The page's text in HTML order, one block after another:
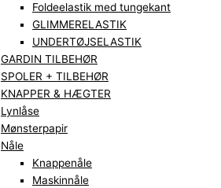
Foldeelastik med tungekant
GLIMMERELASTIK
UNDERTØJSELASTIK
GARDIN TILBEHØR
SPOLER + TILBEHØR
KNAPPER & HÆGTER
Lynlåse
Mønsterpapir
Nåle
Knappenåle
Maskinnåle